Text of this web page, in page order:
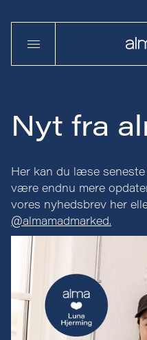
Nyt fra
Her kan du læse seneste
være endnu mere
vores nyhedsbrev her
@almamadmarked.